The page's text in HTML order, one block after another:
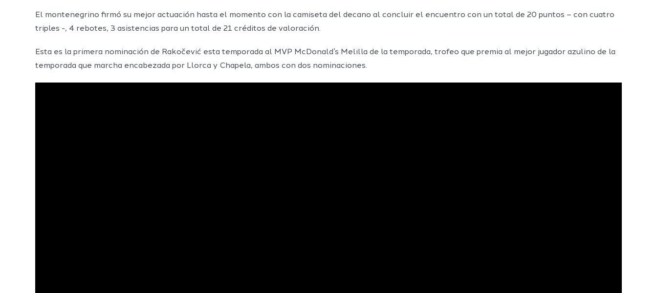
El montenegrino firmó su mejor actuación hasta el momento con la camiseta del decano al concluir el encuentro con un total de 20 puntos – con cuatro
triples -, 4 rebotes, 3 asistencias para un total de 21 créditos de valoración.
Esta es la primera nominación de Rakočević esta temporada al MVP McDonald’s Melilla de la temporada, trofeo que premia al mejor jugador azulino de la
temporada que marcha encabezada por Llorca y Chapela, ambos con dos nominaciones.